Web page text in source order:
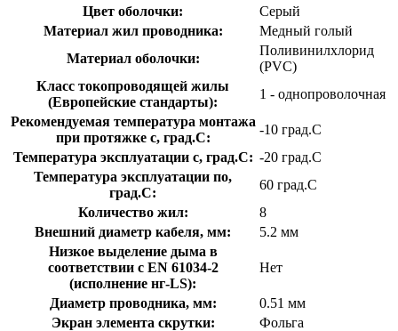
Цвет оболочки:
Серый
Материал жил проводника:
Медный голый
Материал оболочки:
Поливинилхлорид
(PVC)
Класс токопроводящей жилы
(Европейские стандарты):
1 - однопроволочная
Рекомендуемая температура монтажа
при протяжке с, град.C:
-10 град.C
Температура эксплуатации с, град.C: -20 град.C
Температура эксплуатации по,
град.C:
60 град.C
Количество жил:
8
Внешний диаметр кабеля, мм:
5.2 мм
Низкое выделение дыма в
соответствии с EN 61034-2
(исполнение нг-LS):
Нет
Диаметр проводника, мм:
0.51 мм
Экран элемента скрутки:
Фольга